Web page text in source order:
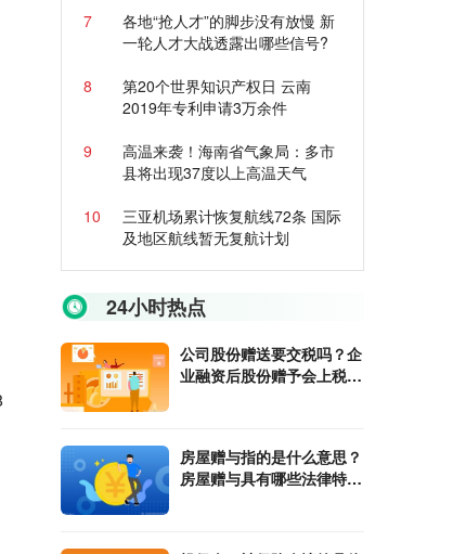
7
各地“抢人才”的脚步没有放慢 新
一轮人才大战透露出哪些信号?
8
第20个世界知识产权日 云南
2019年专利申请3万余件
9
高温来袭！海南省气象局：多市
县将出现37度以上高温天气
10
三亚机场累计恢复航线72条 国际
及地区航线暂无复航计划
24小时热点
公司股份赠送要交税吗？企
业融资后股份赠予会上税
房屋赠与指的是什么意思？
房屋赠与具有哪些法律特